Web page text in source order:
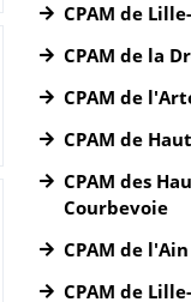
CPAM de
CPAM de la
CPAM de
CPAM de
CPAM des
Courbevoie
CPAM de
CPAM de